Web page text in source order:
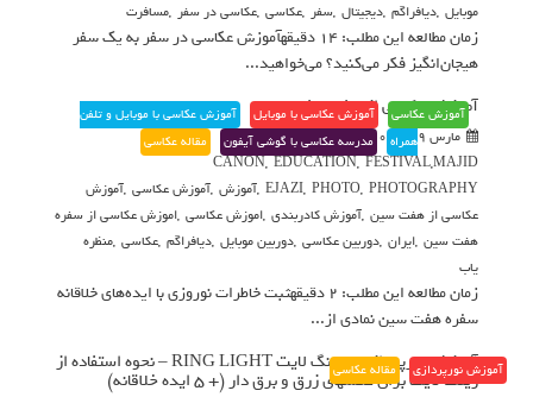
موبایل ,دیافراگم ,دیجیتال ,سفر ,عکاسی ,عکاسی در سفر ,مسافرت
زمان مطالعه این مطلب: 14 دقیقهآموزش عکاسی در سفر به یک سفر
هیجان‌انگیز فکر می‌کنید؟ می‌خواهید...
آموزش عکاسی آموزش عکاسی با موبایل
آموزش عکاسی با موبایل و تلفن
همراه
مدرسه عکاسی با گوشی آیفون مقاله عکاسی
آموزش عکاسی از سفره هفت سین
مارس 19, 2024
DLENZ
CANON, EDUCATION, FESTIVAL,MAJID
EJAZI, PHOTO, PHOTOGRAPHY
,آموزش ,آموزش عکاسی ,آموزش
عکاسی از هفت سین ,آموزش کادربندی ,اموزش عکاسی ,اموزش عکاسی از سفره
هفت سین ,ایران ,دوربین عکاسی ,دوربین موبایل ,دیافراگم ,عکاسی ,منظره
یاب
زمان مطالعه این مطلب: 2 دقیقهثبت خاطرات نوروزی با ایده‌های خلاقانه
سفره هفت سین نمادی از...
آموزش نورپردازی مقاله عکاسی آموزش نورپردازی با رینگ لایت RING LIGHT – نحوه استفاده از
رینگ لایت برای عکسهای زرق و برق دار (+ 5 ایده خلاقانه)